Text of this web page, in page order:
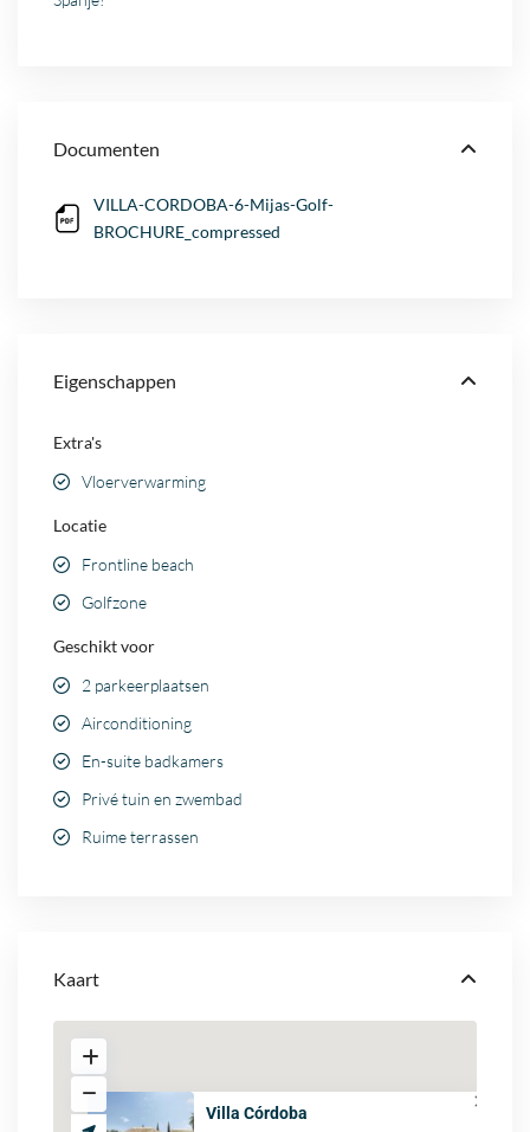
Documenten
VILLA-CORDOBA-6-Mijas-Golf-
BROCHURE_compressed
Eigenschappen
Extra's
Vloerverwarming
Locatie
Frontline beach
Golfzone
Geschikt voor
2 parkeerplaatsen
Airconditioning
En-suite badkamers
Privé tuin en zwembad
Ruime terrassen
Kaart
Villa Córdoba